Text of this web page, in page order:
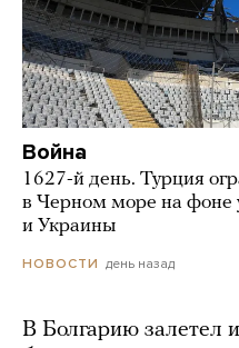
Война
1627-й день. Турция
в Черном море на фоне
и Украины
НОВОСТИ день назад
В Болгарию залетел